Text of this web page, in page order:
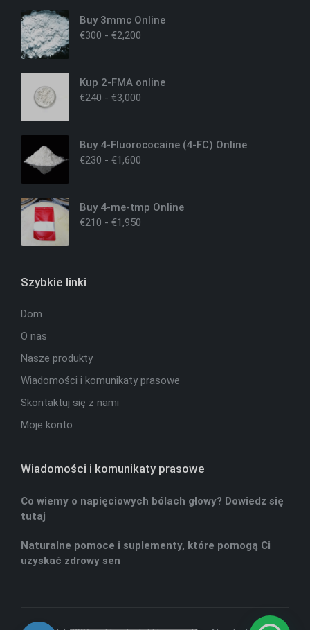
Buy 3mmc Online
€300 - €2,200
Kup 2-FMA online
€240 - €3,000
Buy 4-Fluorococaine (4-FC) Online
€230 - €1,600
Buy 4-me-tmp Online
€210 - €1,950
Szybkie linki
Dom
O nas
Nasze produkty
Wiadomości i komunikaty prasowe
Skontaktuj się z nami
Moje konto
Wiadomości i komunikaty prasowe
Co wiemy o napięciowych bólach głowy? Dowiedz się
tutaj
Naturalne pomoce i suplementy, które pomogą Ci
uzyskać zdrowy sen